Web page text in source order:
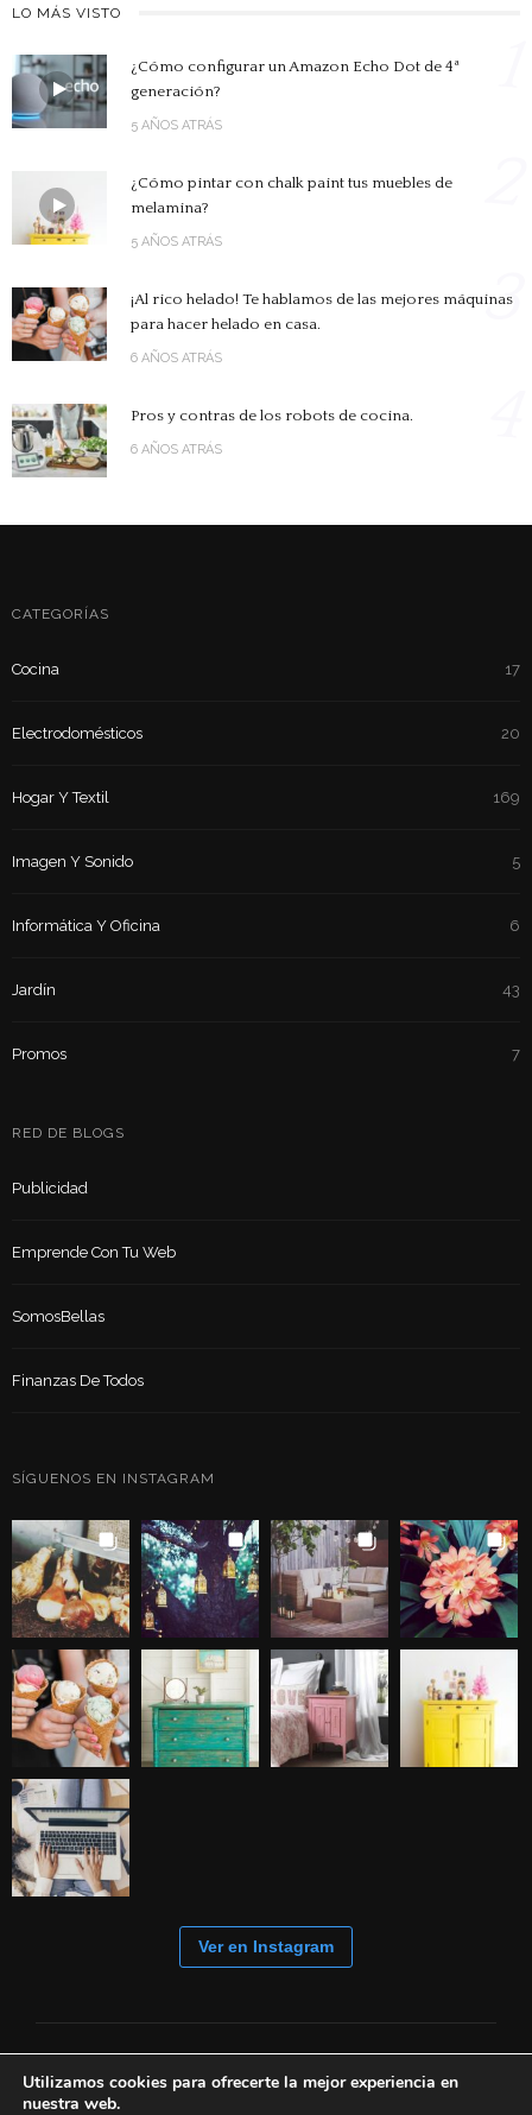
LO MÁS VISTO
¿Cómo configurar un Amazon Echo Dot de 4ª
generación?
5 AÑOS ATRÁS
¿Cómo pintar con chalk paint tus muebles de
melamina?
5 AÑOS ATRÁS
¡Al rico helado! Te hablamos de las mejores máquinas
para hacer helado en casa.
6 AÑOS ATRÁS
3
Pros y contras de los robots de cocina.
6 AÑOS ATRÁS
CATEGORÍAS
Cocina 17
Electrodomésticos 20
Hogar Y Textil 169
Imagen Y Sonido 5
Informática Y Oficina 6
Jardín 43
Promos 7
RED DE BLOGS
Publicidad
Emprende Con Tu Web
SomosBellas
Finanzas De Todos
SÍGUENOS EN INSTAGRAM
Ver en Instagram
Utilizamos cookies para ofrecerte la mejor experiencia en
nuestra web.